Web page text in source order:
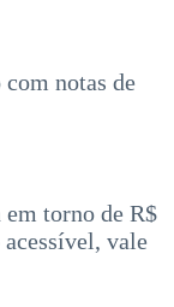
notas de
torno de R$
vale